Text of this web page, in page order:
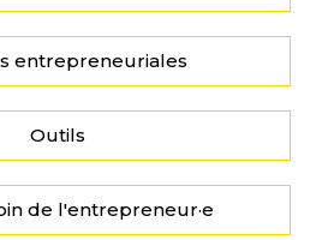
entrepreneuriales
Outils
de l'entrepreneur·e